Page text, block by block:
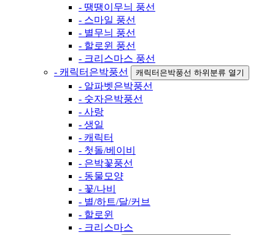
- 땡땡이무늬 풍선
- 스마일 풍선
- 별무늬 풍선
- 할로윈 풍선
- 크리스마스 풍선
- 캐릭터은박풍선
캐릭터은박풍선 하위분류 열기
- 알파벳은박풍선
- 숫자은박풍선
- 사랑
- 생일
- 캐릭터
- 첫돌/베이비
- 은박꽃풍선
- 동물모양
- 꽃/나비
- 별/하트/달/커브
- 할로윈
- 크리스마스